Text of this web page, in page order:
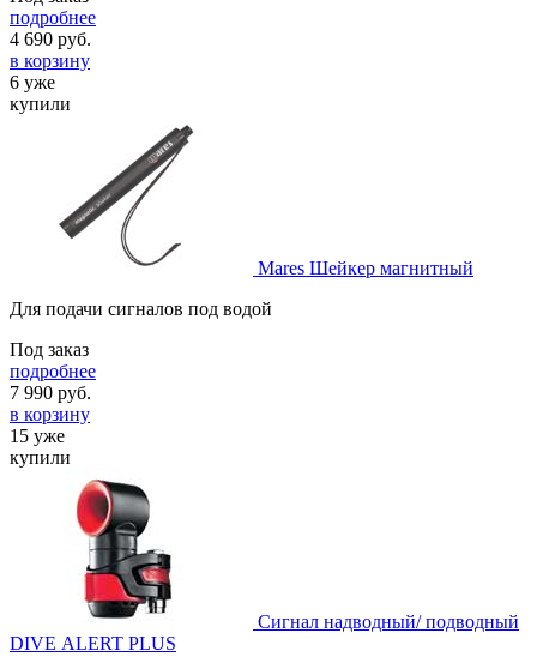
подробнее
4 690 руб.
в корзину
6 уже
купили
Mares Шейкер магнитный
Для подачи сигналов под водой
Под заказ
подробнее
7 990 руб.
в корзину
15 уже
купили
Сигнал надводный/ подводный
DIVE АLERT PLUS